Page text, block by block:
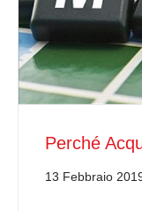
Perché
13 Febbraio